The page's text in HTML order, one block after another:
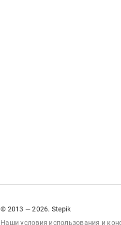
© 2013 — 2026. Stepik
Наши условия использования и